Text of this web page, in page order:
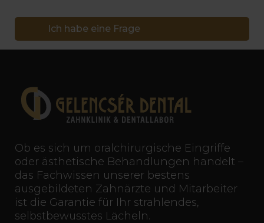
Ich habe eine Frage
Ob es sich um oralchirurgische Eingriffe
oder ästhetische Behandlungen handelt –
das Fachwissen unserer bestens
ausgebildeten Zahnärzte und Mitarbeiter
ist die Garantie für Ihr strahlendes,
selbstbewusstes Lächeln.